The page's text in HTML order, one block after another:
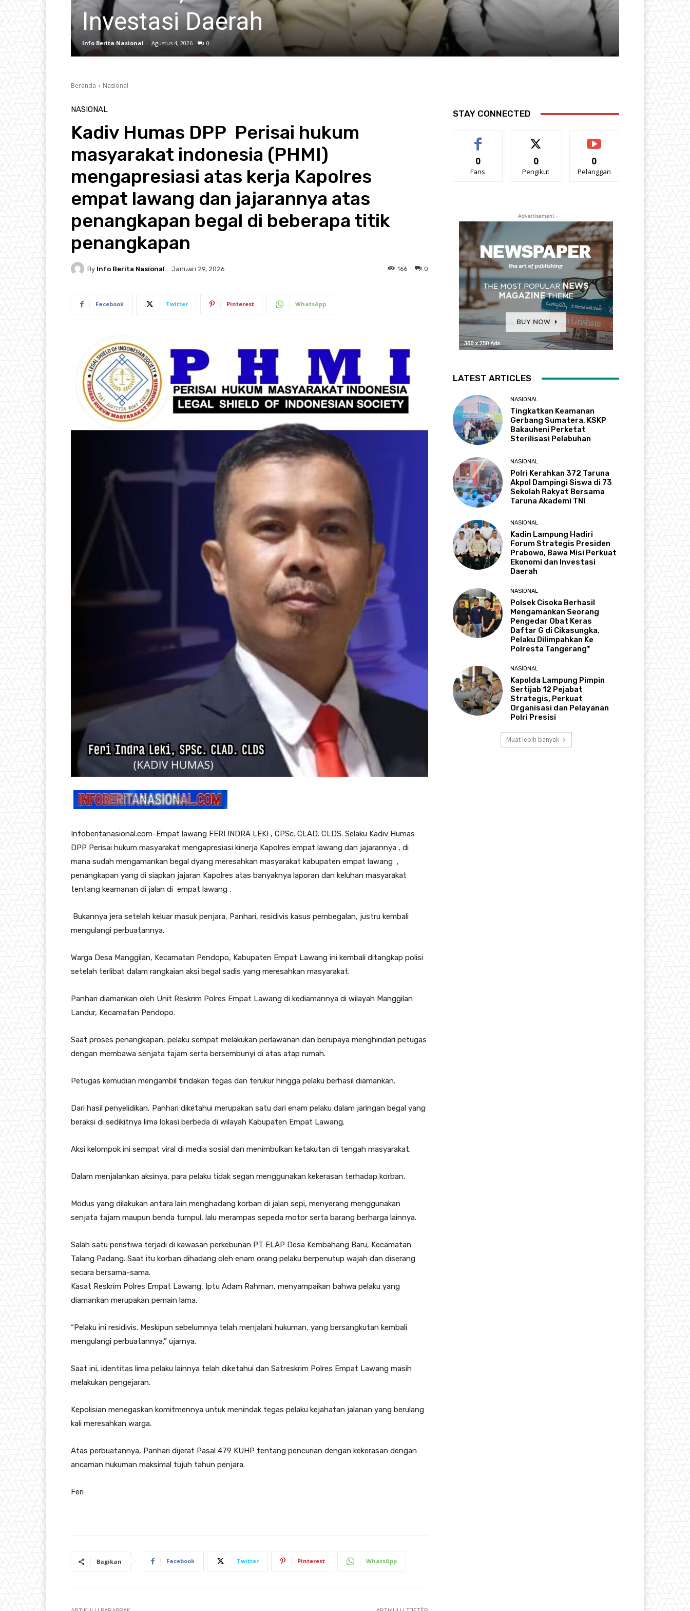
Pelaku Dilimpahkan Ke Polresta Tangerang*
Info Berita Nasional Agustus 4, 2026
Beranda Nasional
NASIONAL
Kadiv Humas DPP Perisai hukum
masyarakat indonesia (PHMI)
mengapresiasi atas kerja Kapolres
empat lawang dan jajarannya atas
penangkapan begal di beberapa titik
penangkapan
By Info Berita Nasional Januari 29, 2026 0
166
Facebook Twitter Pinterest WhatsApp
Infoberitanasional.com-Empat lawang FERI INDRA LEKI , CPSc. CLAD. CLDS. Selaku Kadiv Humas
DPP Perisai hukum masyarakat mengapresiasi kinerja Kapolres empat lawang dan jajarannya , di
mana sudah mengamankan begal dyang meresahkan masyarakat kabupaten empat lawang ,
penangkapan yang di siapkan jajaran Kapolres atas banyaknya laporan dan keluhan masyarakat
tentang keamanan di jalan di empat lawang ,
Bukannya jera setelah keluar masuk penjara, Panhari, residivis kasus pembegalan, justru kembali
mengulangi perbuatannya.
Warga Desa Manggilan, Kecamatan Pendopo, Kabupaten Empat Lawang ini kembali ditangkap polisi
setelah terlibat dalam rangkaian aksi begal sadis yang meresahkan masyarakat.
Panhari diamankan oleh Unit Reskrim Polres Empat Lawang di kediamannya di wilayah Manggilan
Landur, Kecamatan Pendopo.
Saat proses penangkapan, pelaku sempat melakukan perlawanan dan berupaya menghindari petugas
dengan membawa senjata tajam serta bersembunyi di atas atap rumah.
Petugas kemudian mengambil tindakan tegas dan terukur hingga pelaku berhasil diamankan.
Dari hasil penyelidikan, Panhari diketahui merupakan satu dari enam pelaku dalam jaringan begal yang
beraksi di sedikitnya lima lokasi berbeda di wilayah Kabupaten Empat Lawang.
Aksi kelompok ini sempat viral di media sosial dan menimbulkan ketakutan di tengah masyarakat.
Dalam menjalankan aksinya, para pelaku tidak segan menggunakan kekerasan terhadap korban.
Modus yang dilakukan antara lain menghadang korban di jalan sepi, menyerang menggunakan
senjata tajam maupun benda tumpul, lalu merampas sepeda motor serta barang berharga lainnya.
Salah satu peristiwa terjadi di kawasan perkebunan PT ELAP Desa Kembahang Baru, Kecamatan
Talang Padang. Saat itu korban dihadang oleh enam orang pelaku berpenutup wajah dan diserang
secara bersama-sama.
Kasat Reskrim Polres Empat Lawang, Iptu Adam Rahman, menyampaikan bahwa pelaku yang
diamankan merupakan pemain lama.
“Pelaku ini residivis. Meskipun sebelumnya telah menjalani hukuman, yang bersangkutan kembali
mengulangi perbuatannya,” ujarnya.
Saat ini, identitas lima pelaku lainnya telah diketahui dan Satreskrim Polres Empat Lawang masih
melakukan pengejaran.
Kepolisian menegaskan komitmennya untuk menindak tegas pelaku kejahatan jalanan yang berulang
kali meresahkan warga.
Atas perbuatannya, Panhari dijerat Pasal 479 KUHP tentang pencurian dengan kekerasan dengan
ancaman hukuman maksimal tujuh tahun penjara.
Feri
Bagikan Facebook Twitter Pinterest WhatsApp
STAY CONNECTED
0
Fans
0
Pengikut
0
Pelanggan
- Advertisement -
LATEST ARTICLES
NASIONAL
Tingkatkan Keamanan
Gerbang Sumatera, KSKP
Bakauheni Perketat
Sterilisasi Pelabuhan
NASIONAL
Polri Kerahkan 372 Taruna
Akpol Dampingi Siswa di 73
Sekolah Rakyat Bersama
Taruna Akademi TNI
NASIONAL
Kadin Lampung Hadiri
Forum Strategis Presiden
Prabowo, Bawa Misi Perkuat
Ekonomi dan Investasi
Daerah
NASIONAL
Polsek Cisoka Berhasil
Mengamankan Seorang
Pengedar Obat Keras
Daftar G di Cikasungka,
Pelaku Dilimpahkan Ke
Polresta Tangerang*
NASIONAL
Kapolda Lampung Pimpin
Sertijab 12 Pejabat
Strategis, Perkuat
Organisasi dan Pelayanan
Polri Presisi
Muat lebih banyak